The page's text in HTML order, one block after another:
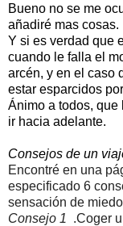
Bueno no se me
añadiré mas cosas.
Y si es verdad que
cuando le falla el
arcén, y en el caso
estar esparcidos
Ánimo a todos, que
ir hacia adelante.
Consejos de un
Encontré en una
especificado 6
sensación de
Consejo 1 .Coger